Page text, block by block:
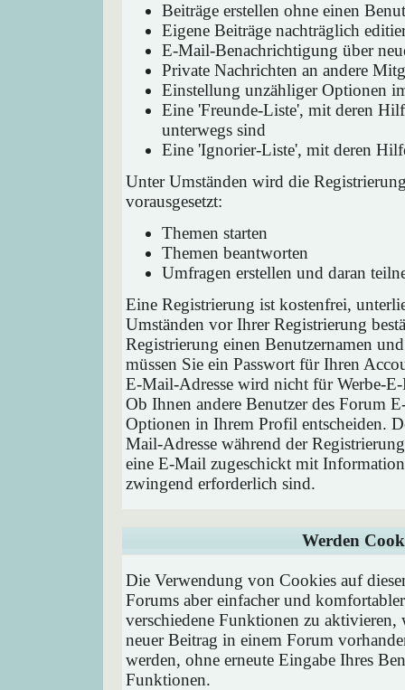
Beiträge erstellen ohne einen
Eigene Beiträge nachträglich
E-Mail-Benachrichtigung über
Private Nachrichten an andere
Einstellung unzähliger Optionen
Eine 'Freunde-Liste', mit deren
unterwegs sind
Eine 'Ignorier-Liste', mit deren
Unter Umständen wird die
vorausgesetzt:
Themen starten
Themen beantworten
Umfragen erstellen und daran
Eine Registrierung ist kostenfrei,
Umständen vor Ihrer Registrierung
Registrierung einen Benutzernamen
müssen Sie ein Passwort für Ihren
E-Mail-Adresse wird nicht für Werbe-
Ob Ihnen andere Benutzer des Forum
Optionen in Ihrem Profil entscheiden.
Mail-Adresse während der
eine E-Mail zugeschickt mit
zwingend erforderlich sind.
Werden
Die Verwendung von Cookies auf
Forums aber einfacher und
verschiedene Funktionen zu
neuer Beitrag in einem Forum
werden, ohne erneute Eingabe Ihres
Funktionen.